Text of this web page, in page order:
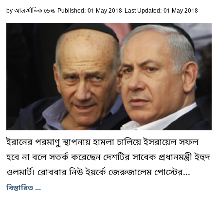
byআন্তর্জাতিক ডেস্ক Published: 01 May 2018 Last Updated: 01 May 2018
ইরানের পরমাণু স্থাপনায় হামলা চালিয়ে ইসরায়েল সফল
হবে না বলে সতর্ক করেছেন দেশটির সাবেক প্রধানমন্ত্রী ইহুদ
ওলমার্ট। রোববার নিউ ইয়র্কে জেরুজালেম পোস্টের...
বিস্তারিত ...